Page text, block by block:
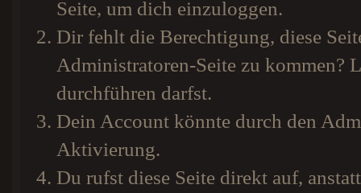
Seite, um dich einzuloggen.
Dir fehlt die Berechtigung, diese
Administratoren-Seite zu kommen?
durchführen darfst.
Dein Account könnte durch den
Aktivierung.
Du rufst diese Seite direkt auf,